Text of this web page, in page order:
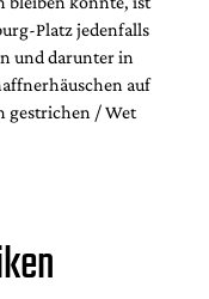
Platz jedenfalls
und darunter in
auf
gestrichen / Wet